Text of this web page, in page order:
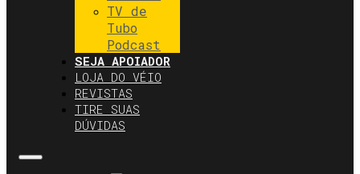
TV de
Tubo
Podcast
SEJA APOIADOR
LOJA DO VÉIO
REVISTAS
TIRE SUAS
DÚVIDAS